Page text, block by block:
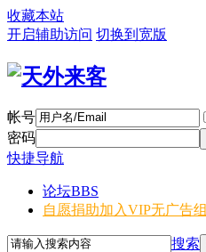
收藏本站
开启辅助访问 切换到宽版
帐号
密码
快捷导航
论坛BBS
自愿捐助加入VIP无广告组
搜索